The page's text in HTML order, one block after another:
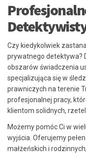
Czy kiedykolwiek
prywatnego detektywa?
obszarów świadczenia
specjalizująca się w
prawniczych na terenie
profesjonalnej pracy,
klientom solidnych,
Możemy pomóc Ci w
wyjścia. Oferujemy
małżeńskich i